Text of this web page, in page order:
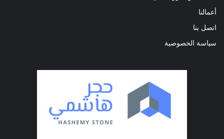
أعمالنا
اتصل بنا
سياسة الخصوصية